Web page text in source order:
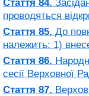
Стаття 84.
проводяться
Стаття 85. До
належить: 1)
Стаття 86.
сесії Верховної
Стаття 87.